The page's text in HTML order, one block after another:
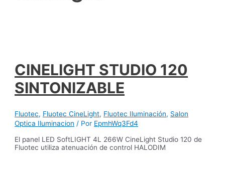
CINELIGHT STUDIO 120
SINTONIZABLE
Fluotec, Fluotec CineLight, Fluotec Iluminación, Salon
Optica Iluminacion / Por EpmhWq3Fd4
El panel LED SoftLIGHT 4L 266W CineLight Studio 120 de
Fluotec utiliza atenuación de control HALODIM